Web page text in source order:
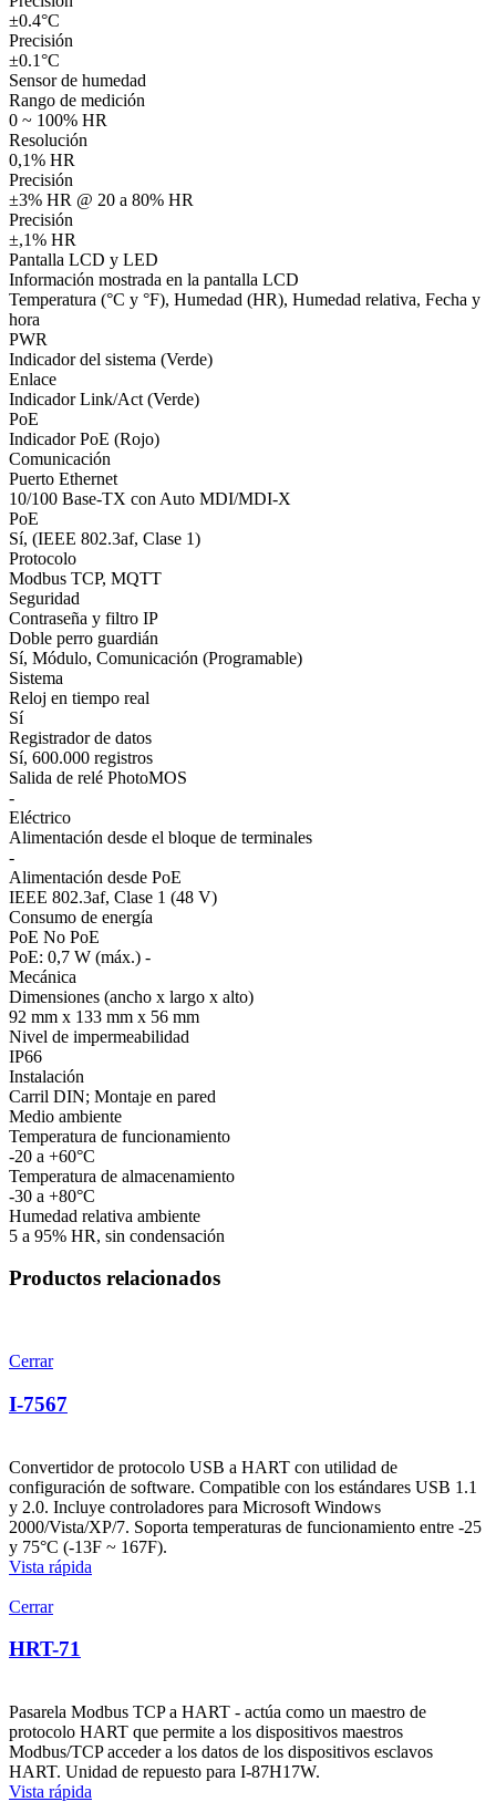
±0.4°C
Precisión
±0.1°C
Sensor de humedad
Rango de medición
0 ~ 100% HR
Resolución
0,1% HR
Precisión
±3% HR @ 20 a 80% HR
Precisión
±,1% HR
Pantalla LCD y LED
Información mostrada en la pantalla LCD
Temperatura (°C y °F), Humedad (HR), Humedad relativa, Fecha y
hora
PWR
Indicador del sistema (Verde)
Enlace
Indicador Link/Act (Verde)
PoE
Indicador PoE (Rojo)
Comunicación
Puerto Ethernet
10/100 Base-TX con Auto MDI/MDI-X
PoE
Sí, (IEEE 802.3af, Clase 1)
Protocolo
Modbus TCP, MQTT
Seguridad
Contraseña y filtro IP
Doble perro guardián
Sí, Módulo, Comunicación (Programable)
Sistema
Reloj en tiempo real
Sí
Registrador de datos
Sí, 600.000 registros
Salida de relé PhotoMOS
-
Eléctrico
Alimentación desde el bloque de terminales
-
Alimentación desde PoE
IEEE 802.3af, Clase 1 (48 V)
Consumo de energía
PoE No PoE
PoE: 0,7 W (máx.) -
Mecánica
Dimensiones (ancho x largo x alto)
92 mm x 133 mm x 56 mm
Nivel de impermeabilidad
IP66
Instalación
Carril DIN; Montaje en pared
Medio ambiente
Temperatura de funcionamiento
-20 a +60°C
Temperatura de almacenamiento
-30 a +80°C
Humedad relativa ambiente
5 a 95% HR, sin condensación
Productos relacionados
Cerrar
I-7567
Convertidor de protocolo USB a HART con utilidad de
configuración de software. Compatible con los estándares USB 1.1
y 2.0. Incluye controladores para Microsoft Windows
2000/Vista/XP/7. Soporta temperaturas de funcionamiento entre -25
y 75°C (-13F ~ 167F).
Vista rápida
Cerrar
HRT-71
Pasarela Modbus TCP a HART - actúa como un maestro de
protocolo HART que permite a los dispositivos maestros
Modbus/TCP acceder a los datos de los dispositivos esclavos
HART. Unidad de repuesto para I-87H17W.
Vista rápida